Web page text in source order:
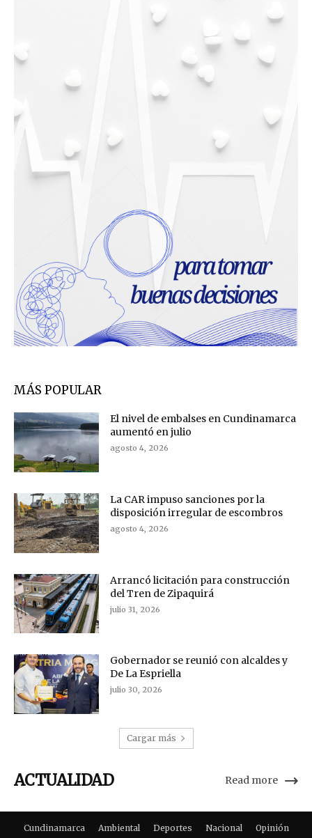
MÁS POPULAR
El nivel de embalses en Cundinamarca
aumentó en julio
agosto 4, 2026
La CAR impuso sanciones por la
disposición irregular de escombros
agosto 4, 2026
Arrancó licitación para construcción
del Tren de Zipaquirá
julio 31, 2026
Gobernador se reunió con alcaldes y
De La Espriella
julio 30, 2026
Cargar más
ACTUALIDAD Read more
Cundinamarca Ambiental Deportes Nacional Opinión